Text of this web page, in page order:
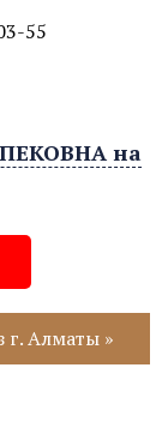
55
на
г. Алматы »